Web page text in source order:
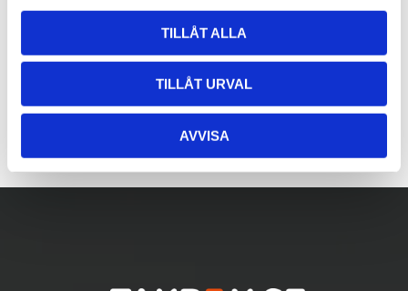
TILLÅT ALLA
TILLÅT URVAL
AVVISA